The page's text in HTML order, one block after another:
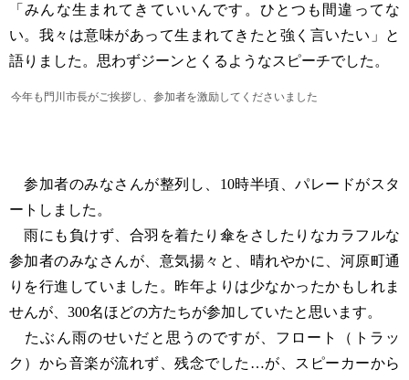
「みんな生まれてきていいんです。ひとつも間違ってな
い。我々は意味があって生まれてきたと強く言いたい」と
語りました。思わずジーンとくるようなスピーチでした。
今年も門川市長がご挨拶し、参加者を激励してくださいました
参加者のみなさんが整列し、10時半頃、パレードがスタ
ートしました。
雨にも負けず、合羽を着たり傘をさしたりなカラフルな
参加者のみなさんが、意気揚々と、晴れやかに、河原町通
りを行進していました。昨年よりは少なかったかもしれま
せんが、300名ほどの方たちが参加していたと思います。
たぶん雨のせいだと思うのですが、フロート（トラッ
ク）から音楽が流れず、残念でした…が、スピーカーから